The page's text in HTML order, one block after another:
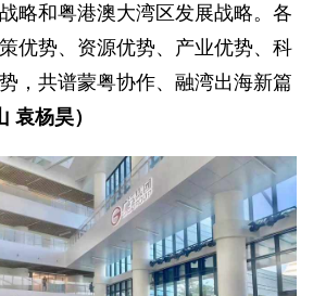
略和粤港澳大湾区发展战略。各
优势、资源优势、产业优势、科
，共谱蒙粤协作、融湾出海新篇
袁杨昊）